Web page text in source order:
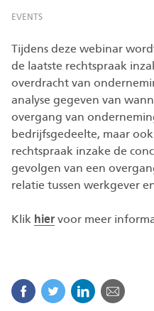
EVENTS
Tijdens deze webinar
de laatste rechtspraak
overdracht van
analyse gegeven van
overgang van
bedrijfsgedeelte, maar
rechtspraak inzake de
gevolgen van een
relatie tussen werkgever
Klik hier voor meer
Facebook
TwitterLinkedin
Mail